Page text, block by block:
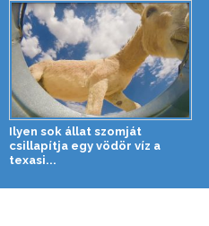
Ilyen sok állat szomját
csillapítja egy vödör víz a
texasi...